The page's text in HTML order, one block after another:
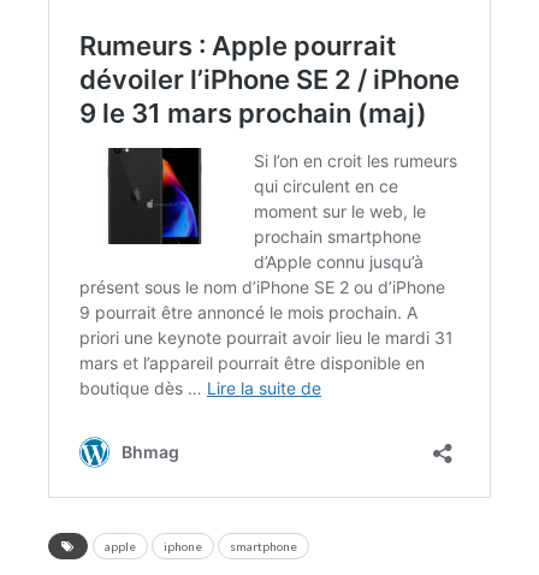
apple iphone smartphone